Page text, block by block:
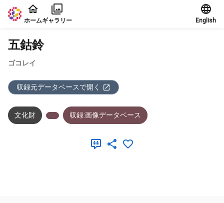
本文に飛ぶ
ホームギャラリー English
五鈷鈴
ゴコレイ
収録元データベースで開く
文化財 収録:画像データベース